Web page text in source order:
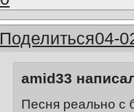
Поделиться04-
amid33
Песня реально с